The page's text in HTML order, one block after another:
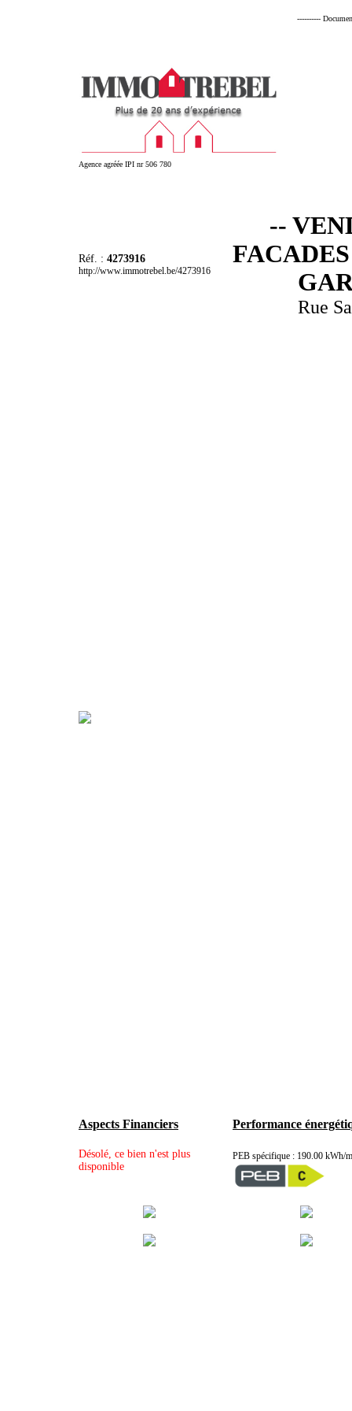
----------
Agence agréée IPI nr 506 780
Réf. : 4273916
http://www.immotrebel.be/4273916
--
Rue
Aspects Financiers
Désolé, ce bien n'est plus
disponible
Performance
PEB spécifique : 190.00 kWh/m